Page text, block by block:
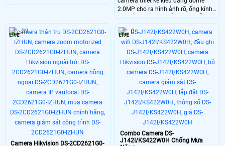
megapixel với khả năng xem ban
ban đêm như ban ngày
2.0MP cho ra hình ảnh rõ, ống kính
có thể zoom thay đổi tiêu cự dễ
dàng, trang bị nhiều tính năng
thông minh, phát hiện khuôn mặt,
phát hiện đột nhập, hàng rào ảo,
trang bị chống nước IP 67
Camera Hikvision DS-2CD2621G0-
33
Combo Camera DS-
J142I/KS422W0H Chống Mưa
0